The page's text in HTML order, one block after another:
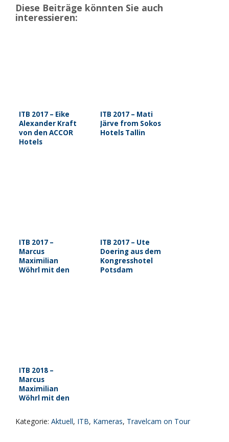
Diese Beiträge könnten Sie auch
interessieren:
ITB 2017 – Eike
Alexander Kraft
von den ACCOR
Hotels
ITB 2017 – Mati
Järve from Sokos
Hotels Tallin
ITB 2017 –
Marcus
Maximilian
Wöhrl mit den
ITB 2017 – Ute
Doering aus dem
Kongresshotel
Potsdam
ITB 2018 –
Marcus
Maximilian
Wöhrl mit den
den Dormero
Hotels
Kategorie: Aktuell, ITB, Kameras, Travelcam on Tour